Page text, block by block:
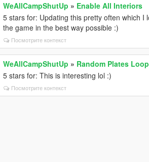
WeAllCampShutUp » Enable All Interiors
5 stars for: Updating this pretty often which
the game in the best way possible :)
Посмотрите контекст
WeAllCampShutUp » Random Plates
5 stars for: This is interesting lol :)
Посмотрите контекст